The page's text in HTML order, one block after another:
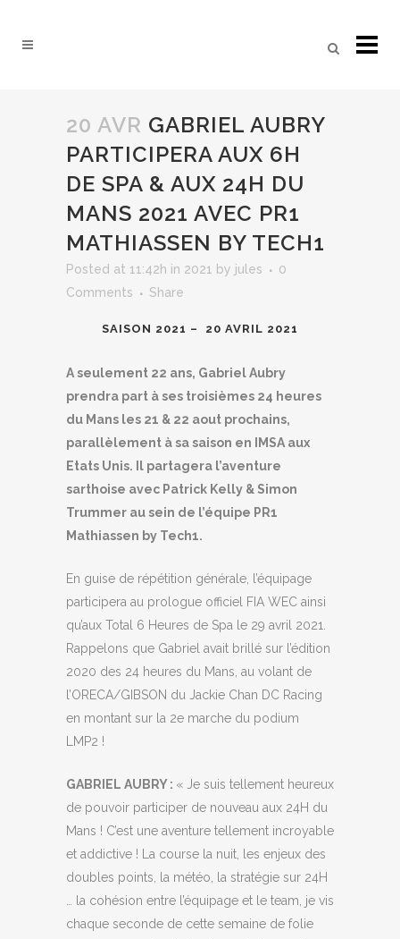
20 AVR GABRIEL AUBRY
PARTICIPERA AUX 6H
DE SPA & AUX 24H DU
MANS 2021 AVEC PR1
MATHIASSEN BY TECH1
Posted at 11:42h in 2021 by jules
0
Comments
Share
SAISON 2021 – 20 AVRIL 2021
A seulement 22 ans, Gabriel Aubry
prendra part à ses troisièmes 24 heures
du Mans les 21 & 22 aout prochains,
parallèlement à sa saison en IMSA aux
Etats Unis. Il partagera l’aventure
sarthoise avec Patrick Kelly & Simon
Trummer au sein de l’équipe PR1
Mathiassen by Tech1.
En guise de répétition générale, l’équipage
participera au prologue officiel FIA WEC ainsi
qu’aux Total 6 Heures de Spa le 29 avril 2021.
Rappelons que Gabriel avait brillé sur l’édition
2020 des 24 heures du Mans, au volant de
l’ORECA/GIBSON du Jackie Chan DC Racing
en montant sur la 2e marche du podium
LMP2 !
GABRIEL AUBRY : « Je suis tellement heureux
de pouvoir participer de nouveau aux 24H du
Mans ! C’est une aventure tellement incroyable
et addictive ! La course la nuit, les enjeux des
doubles points, la météo, la stratégie sur 24H
… la cohésion entre l’équipage et le team, je vis
chaque seconde de cette semaine de folie